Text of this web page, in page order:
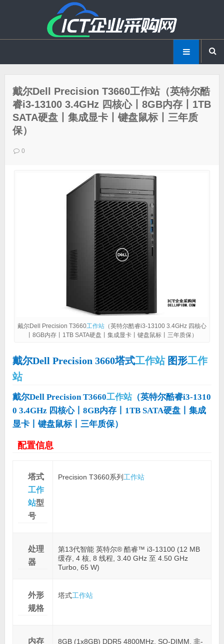
戴尔Dell Precision T3660工作站（英特尔酷
睿i3-13100 3.4GHz 四核心丨8GB内存丨1TB
SATA硬盘丨集成显卡丨键盘鼠标丨三年质
保）
0
戴尔Dell Precision T3660工作站（英特尔酷睿i3-13100 3.4GHz 四核心
丨8GB内存丨1TB SATA硬盘丨集成显卡丨键盘鼠标丨三年质保）
戴尔Dell Precision 3660塔式工作站图形工作
站
戴尔Dell Precision T3660工作站（英特尔酷睿i3-1310
0 3.4GHz 四核心丨8GB内存丨1TB SATA硬盘丨集成
显卡丨键盘鼠标丨三年质保）
配置信息
塔式
工作
站型
号
Precision T3660系列 工作站
处理
器
第13代智能 英特尔® 酷睿™ i3-13100 (12 MB
缓存, 4 核, 8 线程, 3.40 GHz 至 4.50 GHz
Turbo, 65 W)
外形
规格
塔式工作站
内存
8GB (1x8GB) DDR5 4800MHz, SO-DIMM, 非-